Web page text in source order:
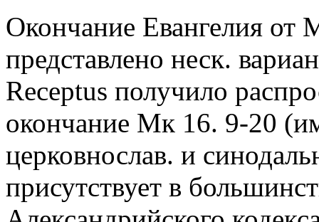
Окончание Евангелия от
представлено неск.
Receptus получило
окончание Мк 16. 9-20
церковнослав. и
присутствует в